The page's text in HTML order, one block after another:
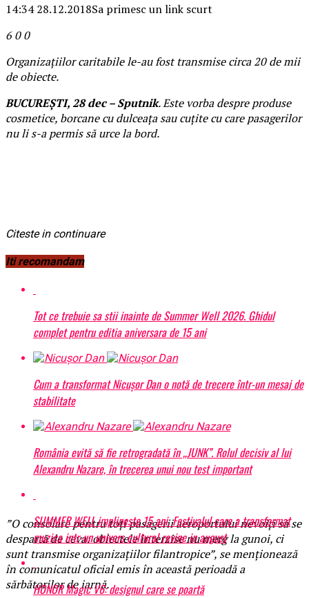
14:34 28.12.2018Sa primesc un link scurt
600
Organizațiilor caritabile le-au fost transmise circa 20 de mii
de obiecte.
BUCUREȘTI, 28 dec – Sputnik. Este vorba despre produse
cosmetice, borcane cu dulceața sau cuțite cu care pasagerilor
nu li s-a permis să urce la bord.
”O consolare pentru toți pasagerii aeroportului nevoiți să se
despartă de ceva: obiectele interzise nu merg la gunoi, ci
sunt transmise organizațiilor filantropice”, se menționează
în comunicatul oficial emis în această perioadă a
sărbătorilor de iarnă.
Citeste in continuare
Iti recomandam
Tot ce trebuie sa stii inainte de Summer Well 2026. Ghidul
complet pentru editia aniversara de 15 ani
Cum a transformat Nicușor Dan o notă de trecere într-un mesaj de
stabilitate
România evită să fie retrogradată în „JUNK”. Rolul decisiv al lui
Alexandru Nazare, în trecerea unui nou test important
SUMMER WELL implineste 15 ani. Festivalul care a transformat
muzica intr-un univers cultural revine in august
HONOR Magic V6: designul care se poartă